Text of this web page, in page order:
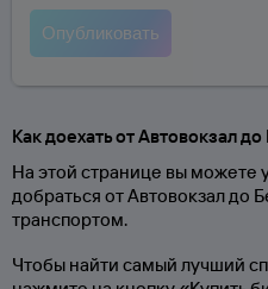
Как доехать от Автовокзал
На этой странице вы можете
добраться от Автовокзал до
транспортом.
Чтобы найти самый лучший